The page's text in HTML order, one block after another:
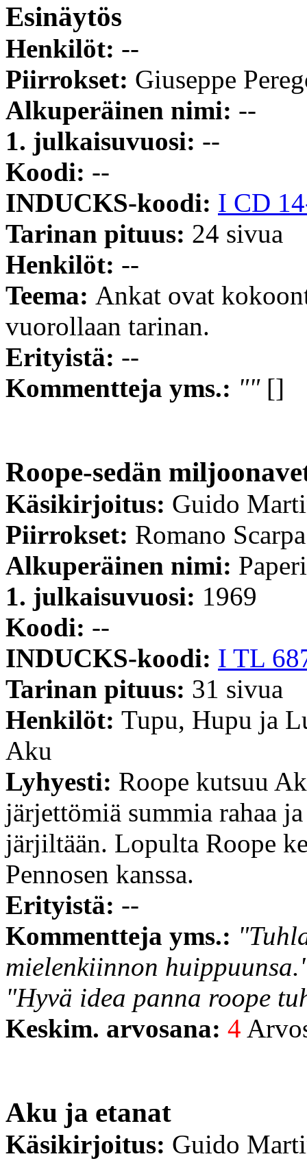
Esinäytös
Henkilöt: --
Piirrokset: Giuseppe
Alkuperäinen nimi: --
1. julkaisuvuosi: --
Koodi: --
INDUCKS-koodi: I CD
Tarinan pituus: 24 sivua
Henkilöt: --
Teema: Ankat ovat
vuorollaan tarinan.
Erityistä: --
Kommentteja yms.: ""[]
Roope-sedän
Käsikirjoitus: Guido
Piirrokset: Romano Scarpa
Alkuperäinen nimi:
1. julkaisuvuosi: 1969
Koodi: --
INDUCKS-koodi: I TL
Tarinan pituus: 31 sivua
Henkilöt: Tupu, Hupu ja
Aku
Lyhyesti: Roope kutsuu
järjettömiä summia rahaa
järjiltään. Lopulta Roope
Pennosen kanssa.
Erityistä: --
Kommentteja yms.:
mielenkiinnon
"Hyvä idea panna roope
Keskim. arvosana: 4
Aku ja etanat
Käsikirjoitus: Guido